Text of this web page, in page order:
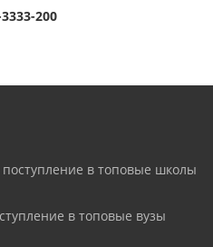
200
поступление в топовые школы
в топовые вузы